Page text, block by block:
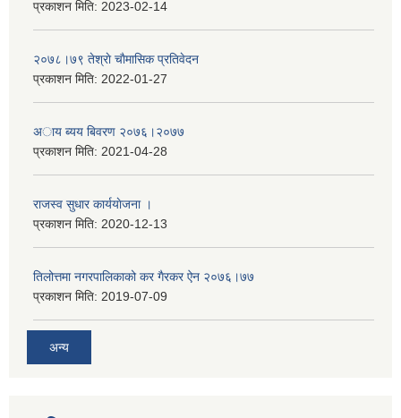
प्रकाशन मिति: 2023-02-14
२०७८।७९ तेश्राे चाैमासिक प्रतिवेदन
प्रकाशन मिति: 2022-01-27
अाय ब्यय बिवरण २०७६।२०७७
प्रकाशन मिति: 2021-04-28
राजस्व सुधार कार्ययाेजना ।
प्रकाशन मिति: 2020-12-13
तिलोत्तमा नगरपालिकाको कर गैरकर ऐन २०७६।७७
प्रकाशन मिति: 2019-07-09
अन्य